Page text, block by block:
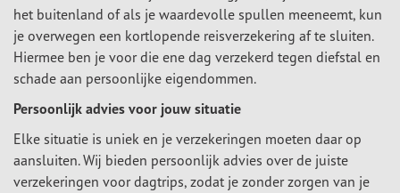
het buitenland of als je waardevolle spullen meeneemt, kun
je overwegen een kortlopende reisverzekering af te sluiten.
Hiermee ben je voor die ene dag verzekerd tegen diefstal en
schade aan persoonlijke eigendommen.
Persoonlijk advies voor jouw situatie
Elke situatie is uniek en je verzekeringen moeten daar op
aansluiten. Wij bieden persoonlijk advies over de juiste
verzekeringen voor dagtrips, zodat je zonder zorgen van je